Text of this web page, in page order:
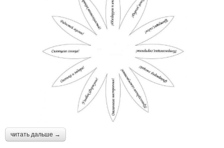
читать дальше →